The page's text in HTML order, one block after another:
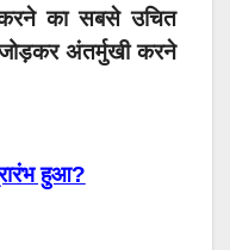
का सबसे उचित
अंतर्मुखी करने
हुआ?